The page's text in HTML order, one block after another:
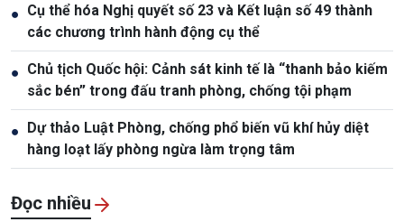
● Cụ thể hóa Nghị quyết số 23 và Kết luận số 49 thành
các chương trình hành động cụ thể
● Chủ tịch Quốc hội: Cảnh sát kinh tế là “thanh bảo kiếm
sắc bén” trong đấu tranh phòng, chống tội phạm
● Dự thảo Luật Phòng, chống phổ biến vũ khí hủy diệt
hàng loạt lấy phòng ngừa làm trọng tâm
Đọc nhiều